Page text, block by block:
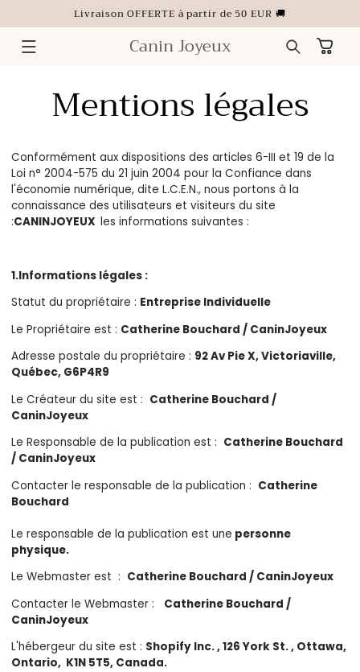
AU
CONTENU
Livraison OFFERTE à partir de 50 EUR 🚚
Canin Joyeux Panier
Mentions légales
Conformément aux dispositions des articles 6-III et 19 de la
Loi n° 2004-575 du 21 juin 2004 pour la Confiance dans
l'économie numérique, dite L.C.E.N., nous portons à la
connaissance des utilisateurs et visiteurs du site
:CANINJOYEUX les informations suivantes :
1.Informations légales :
Statut du propriétaire : Entreprise Individuelle
Le Propriétaire est : Catherine Bouchard / CaninJoyeux
Adresse postale du propriétaire : 92 Av Pie X, Victoriaville,
Québec, G6P4R9
Le Créateur du site est : Catherine Bouchard /
CaninJoyeux
Le Responsable de la publication est : Catherine Bouchard
/ CaninJoyeux
Contacter le responsable de la publication : Catherine
Bouchard
Le responsable de la publication est une personne
physique.
Le Webmaster est : Catherine Bouchard / CaninJoyeux
Contacter le Webmaster : Catherine Bouchard /
CaninJoyeux
L'hébergeur du site est : Shopify Inc. , 126 York St. , Ottawa,
Ontario, K1N 5T5, Canada.